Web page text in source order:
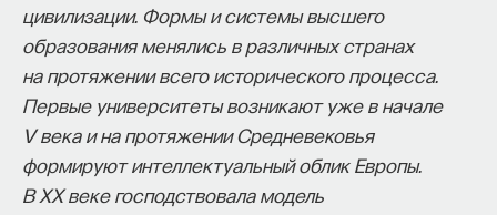
цивилизации. Формы и системы высшего
образования менялись в различных странах
на протяжении всего исторического процесса.
Первые университеты возникают уже в начале
V века и на протяжении Средневековья
формируют интеллектуальный облик Европы.
В XX веке господствовала модель
в глобальных deep tech и биотех
компаниях
В 2012 годуИвар Максутовсоздал проект
ПостНаука, который дал голос учёным и навсегда
изменил медийное пространство на русском
языке. В 2021 году в Лондоне он основал компанию